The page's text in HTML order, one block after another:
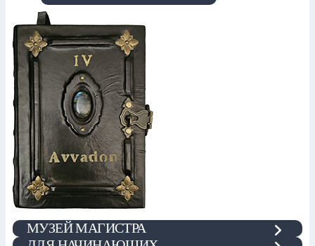
МУЗЕЙ МАГИСТРА